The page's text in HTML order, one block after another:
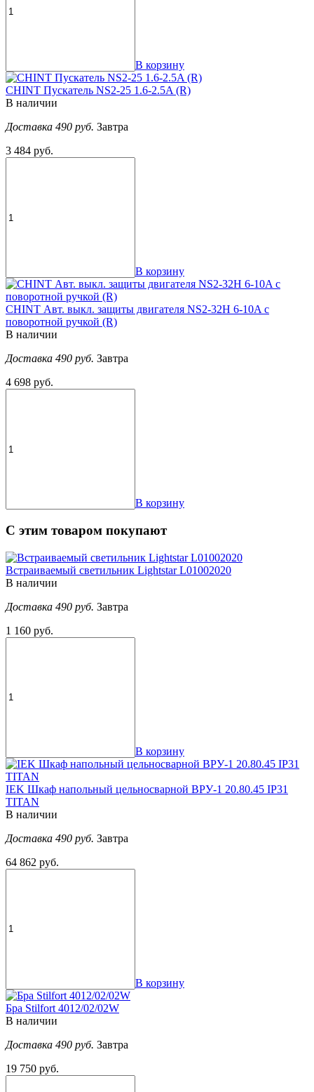
В корзину
CHINT Пускатель NS2-25 1.6-2.5A (R)
В наличии
Доставка 490 руб. Завтра
3 484 руб.
В корзину
CHINT Авт. выкл. защиты двигателя NS2-32H 6-10A с
поворотной ручкой (R)
В наличии
Доставка 490 руб. Завтра
4 698 руб.
В корзину
С этим товаром покупают
Встраиваемый светильник Lightstar L01002020
В наличии
Доставка 490 руб. Завтра
1 160 руб.
В корзину
IEK Шкаф напольный цельносварной ВРУ-1 20.80.45 IP31
TITAN
В наличии
Доставка 490 руб. Завтра
64 862 руб.
В корзину
Бра Stilfort 4012/02/02W
В наличии
Доставка 490 руб. Завтра
19 750 руб.